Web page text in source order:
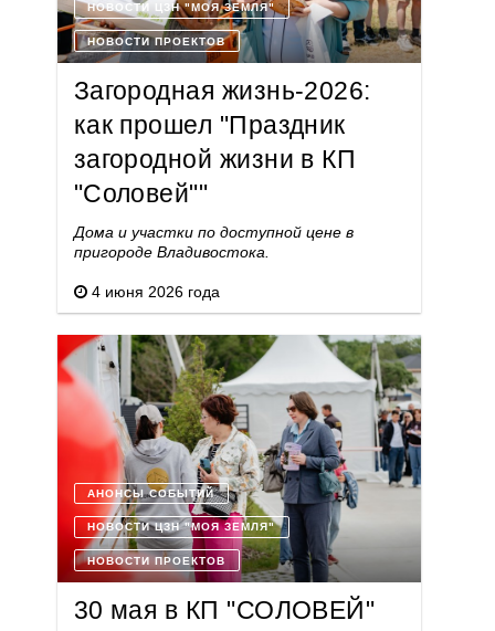
НОВОСТИ ЦЗН "МОЯ ЗЕМЛЯ"
НОВОСТИ ПРОЕКТОВ
Загородная жизнь-2026:
как прошел "Праздник
загородной жизни в КП
"Соловей""
Дома и участки по доступной цене в
пригороде Владивостока.
4 июня 2026 года
АНОНСЫ СОБЫТИЙ
НОВОСТИ ЦЗН "МОЯ ЗЕМЛЯ"
НОВОСТИ ПРОЕКТОВ
30 мая в КП "СОЛОВЕЙ"